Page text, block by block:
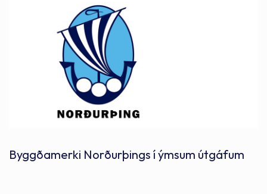
Byggðamerki Norðurþings í ýmsum útgáfum